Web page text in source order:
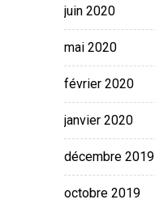
juin 2020
mai 2020
février 2020
janvier 2020
décembre 2019
octobre 2019